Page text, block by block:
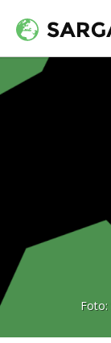
Foto: